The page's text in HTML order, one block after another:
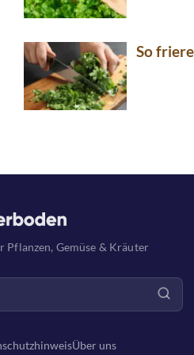
So
Pflanzen, Gemüse & Kräuter
Über uns